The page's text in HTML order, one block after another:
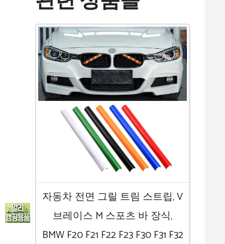
자동차 전면 그릴 트림 스트립, V
브레이스 M 스포츠 바 장식,
BMW F20 F21 F22 F23 F30 F31 F32